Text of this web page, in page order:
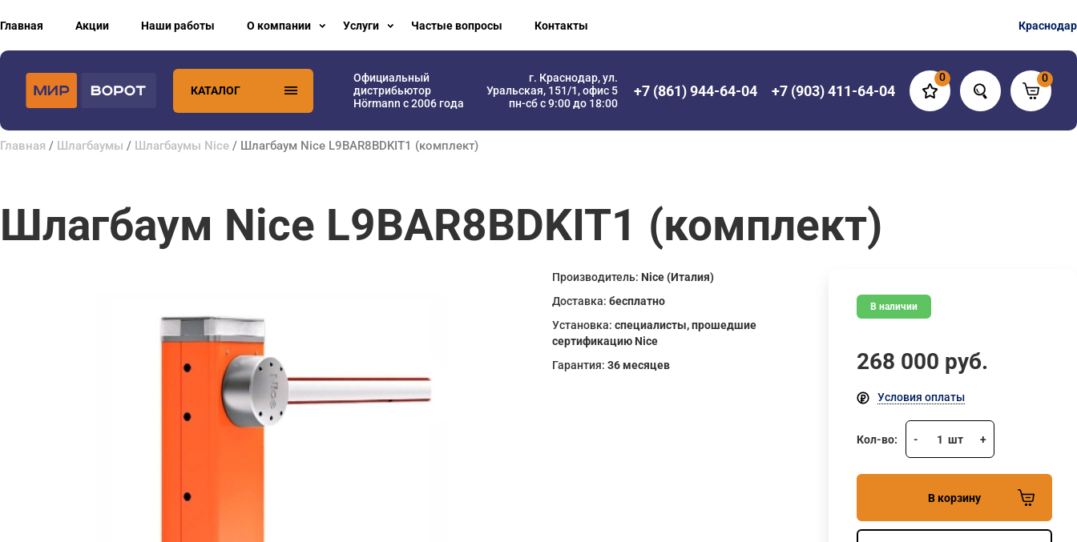
Главная Акции Наши работы О компании Услуги Частые вопросы Контакты Краснодар
КАТАЛОГ
Официальный
дистрибьютор
Hörmann с 2006 года
г. Краснодар, ул.
Уральская, 151/1, офис 5
пн-сб с 9:00 до 18:00
+7 (861) 944-64-04 +7 (903) 411-64-04
0 0
Главная / Шлагбаумы / Шлагбаумы Nice / Шлагбаум Nice L9BAR8BDKIT1 (комплект)
Шлагбаум Nice L9BAR8BDKIT1 (комплект)
Производитель: Nice (Италия)
Доставка:бесплатно
Установка:специалисты, прошедшие
сертификацию Nice
Гарантия:36 месяцев
В наличии
268 000 руб.
Условия оплаты
Кол-во: - 1 шт +
В корзину